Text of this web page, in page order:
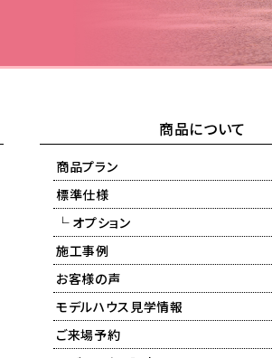
商品について
商品プラン
標準仕様
└ オプション
施工事例
お客様の声
モデルハウス見学情報
ご来場予約